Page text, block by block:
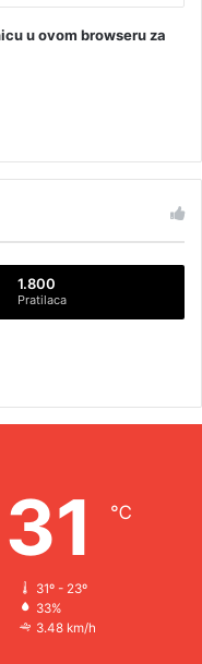
u ovom browseru za
1.800
Pratilaca
31 ℃
31º - 23º
33%
3.48 km/h